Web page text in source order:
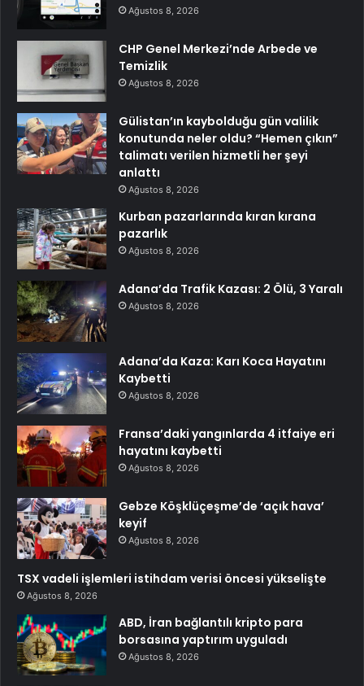
Ağustos 8, 2026
CHP Genel Merkezi’nde Arbede ve
Temizlik
Ağustos 8, 2026
Gülistan’ın kaybolduğu gün valilik
konutunda neler oldu? “Hemen çıkın”
talimatı verilen hizmetli her şeyi
anlattı
Ağustos 8, 2026
Kurban pazarlarında kıran kırana
pazarlık
Ağustos 8, 2026
Adana’da Trafik Kazası: 2 Ölü, 3 Yaralı
Ağustos 8, 2026
Adana’da Kaza: Karı Koca Hayatını
Kaybetti
Ağustos 8, 2026
Fransa’daki yangınlarda 4 itfaiye eri
hayatını kaybetti
Ağustos 8, 2026
Gebze Köşklüçeşme’de ‘açık hava’
keyif
Ağustos 8, 2026
TSX vadeli işlemleri istihdam verisi öncesi yükselişte
Ağustos 8, 2026
ABD, İran bağlantılı kripto para
borsasına yaptırım uyguladı
Ağustos 8, 2026